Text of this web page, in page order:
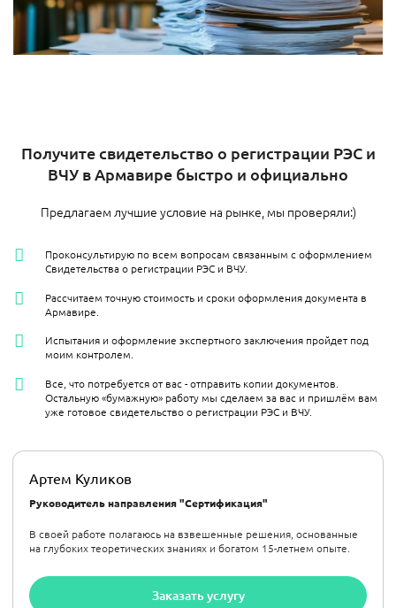
Получите свидетельство о регистрации РЭС и
ВЧУ в Армавире​ быстро и официально
Предлагаем лучшие условие на рынке, мы проверяли:)
Артем Куликов
Руководитель направления "Сертификация"
В своей работе полагаюсь на взвешенные решения, основанные
на глубоких теоретических знаниях и богатом 15-летнем опыте.
Заказать услугу
Проконсультирую по всем вопросам связанным с оформлением
Свидетельства о регистрации РЭС и ВЧУ.
Рассчитаем точную стоимость и сроки оформления документа в
Армавире​.
Испытания и оформление экспертного заключения пройдет под
моим контролем.
Все, что потребуется от вас - отправить копии документов.
Остальную «бумажную» работу мы сделаем за вас и пришлём вам
уже готовое свидетельство о регистрации РЭС и ВЧУ.